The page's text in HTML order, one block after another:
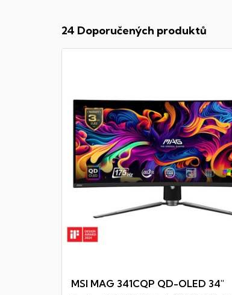
24 Doporučených produktů
MSI MAG 341CQP QD-OLED 34"